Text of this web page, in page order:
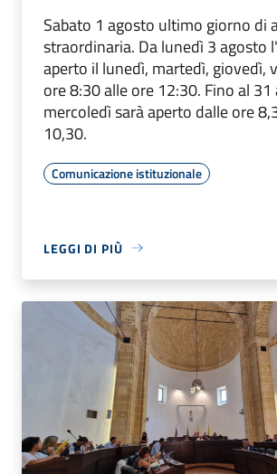
Sabato 1 agosto ultimo giorno di
straordinaria. Da lunedì 3 agosto
aperto il lunedì, martedì, giovedì,
ore 8:30 alle ore 12:30. Fino al 31
mercoledì sarà aperto dalle ore
10,30.
Comunicazione istituzionale
LEGGI DI PIÙ